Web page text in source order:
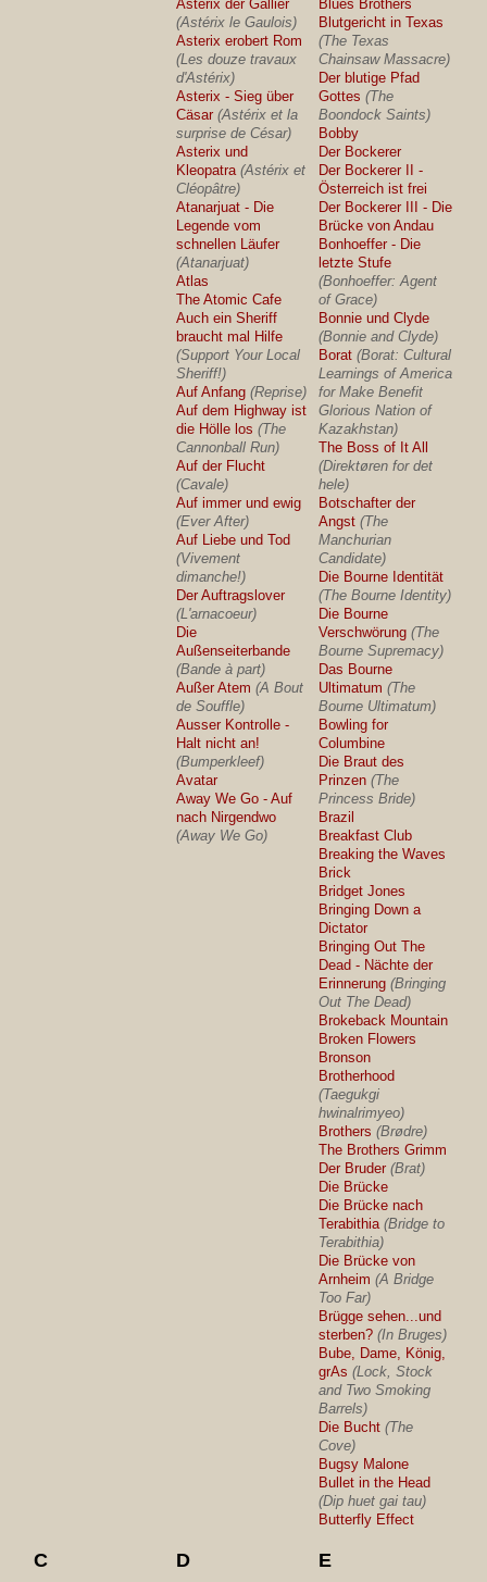
Asterix der Gallier
(Astérix le Gaulois)
Asterix erobert Rom
(Les douze travaux
d'Astérix)
Asterix - Sieg über
Cäsar (Astérix et la
surprise de César)
Asterix und
Kleopatra (Astérix et
Cléopâtre)
Atanarjuat - Die
Legende vom
schnellen Läufer
(Atanarjuat)
Atlas
The Atomic Cafe
Auch ein Sheriff
braucht mal Hilfe
(Support Your Local
Sheriff!)
Auf Anfang (Reprise)
Auf dem Highway ist
die Hölle los (The
Cannonball Run)
Auf der Flucht
(Cavale)
Auf immer und ewig
(Ever After)
Auf Liebe und Tod
(Vivement
dimanche!)
Der Auftragslover
(L'arnacoeur)
Die
Außenseiterbande
(Bande à part)
Außer Atem (A Bout
de Souffle)
Ausser Kontrolle -
Halt nicht an!
(Bumperkleef)
Avatar
Away We Go - Auf
nach Nirgendwo
(Away We Go)
Blues Brothers
Blutgericht in Texas
(The Texas
Chainsaw Massacre)
Der blutige Pfad
Gottes (The
Boondock Saints)
Bobby
Der Bockerer
Der Bockerer II -
Österreich ist frei
Der Bockerer III - Die
Brücke von Andau
Bonhoeffer - Die
letzte Stufe
(Bonhoeffer: Agent
of Grace)
Bonnie und Clyde
(Bonnie and Clyde)
Borat (Borat: Cultural
Learnings of America
for Make Benefit
Glorious Nation of
Kazakhstan)
The Boss of It All
(Direktøren for det
hele)
Botschafter der
Angst (The
Manchurian
Candidate)
Die Bourne Identität
(The Bourne Identity)
Die Bourne
Verschwörung (The
Bourne Supremacy)
Das Bourne
Ultimatum (The
Bourne Ultimatum)
Bowling for
Columbine
Die Braut des
Prinzen (The
Princess Bride)
Brazil
Breakfast Club
Breaking the Waves
Brick
Bridget Jones
Bringing Down a
Dictator
Bringing Out The
Dead - Nächte der
Erinnerung (Bringing
Out The Dead)
Brokeback Mountain
Broken Flowers
Bronson
Brotherhood
(Taegukgi
hwinalrimyeo)
Brothers (Brødre)
The Brothers Grimm
Der Bruder (Brat)
Die Brücke
Die Brücke nach
Terabithia (Bridge to
Terabithia)
Die Brücke von
Arnheim (A Bridge
Too Far)
Brügge sehen...und
sterben? (In Bruges)
Bube, Dame, König,
grAs (Lock, Stock
and Two Smoking
Barrels)
Die Bucht (The
Cove)
Bugsy Malone
Bullet in the Head
(Dip huet gai tau)
Butterfly Effect
C D E